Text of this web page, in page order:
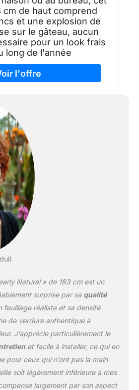
cm de haut comprend
et une explosion de
sur le gâteau, aucun
pour un look frais
long de l'année
Natural » de 183 cm est un
surprise par sa qualité
feuillage réaliste et sa densité
de verdure authentique à
J’apprécie particulièrement le
et facile à installer, ce qui en
pour ceux qui n’ont pas la main
soit légèrement inférieure à mes
largement par son aspect